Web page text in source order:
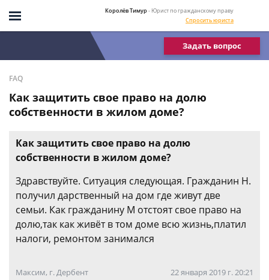
Королёв Тимур- Юрист по гражданскому праву
Спросить юриста
Задать вопрос
FAQ
Как защитить свое право на долю
собственности в жилом доме?
Как защитить свое право на долю
собственности в жилом доме?
Здравствуйте. Ситуация следующая. Гражданин Н.
получил дарственный на дом где живут две
семьи. Как гражданину М отстоят свое право на
долю,так как живёт в том доме всю жизнь,платил
налоги, ремонтом занимался
Максим, г. Дербент 22 января 2019 г. 20:21